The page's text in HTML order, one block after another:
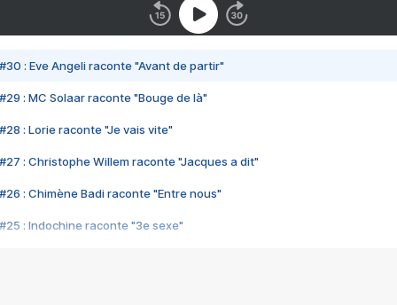
#30 : Eve Angeli raconte "Avant de partir"
#29 : MC Solaar raconte "Bouge de là"
#28 : Lorie raconte "Je vais vite"
#27 : Christophe Willem raconte "Jacques a dit"
#26 : Chimène Badi raconte "Entre nous"
#25 : Indochine raconte "3e sexe"